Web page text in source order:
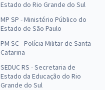
Estado do Rio Grande do Sul
MP SP - Ministério Público do
Estado de São Paulo
PM SC - Polícia Militar de Santa
Catarina
SEDUC RS - Secretaria de
Estado da Educação do Rio
Grande do Sul